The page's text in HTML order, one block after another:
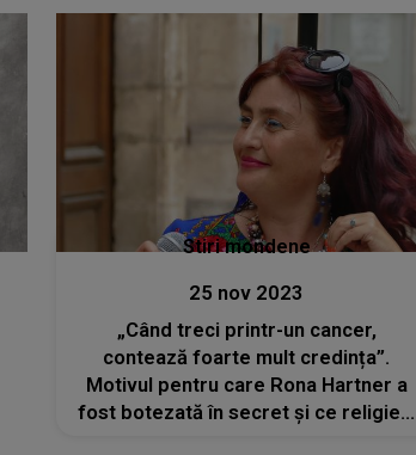
Stiri mondene
25 nov 2023
„Când treci printr-un cancer,
contează foarte mult credința”.
Motivul pentru care Rona Hartner a
fost botezată în secret și ce religie a